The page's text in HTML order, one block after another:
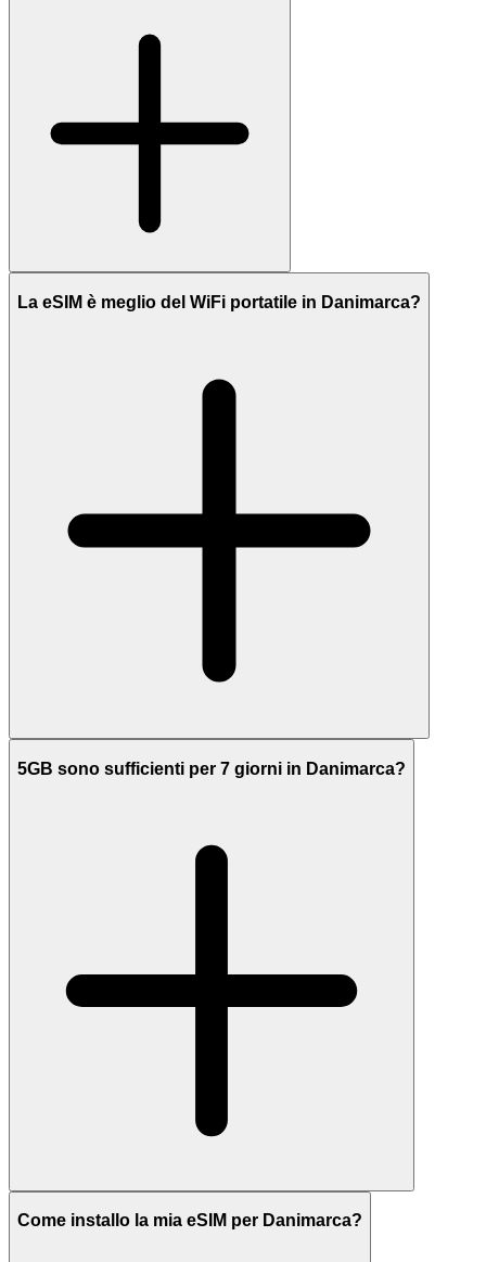
La eSIM è meglio del WiFi portatile in Danimarca?
5GB sono sufficienti per 7 giorni in Danimarca?
Come installo la mia eSIM per Danimarca?